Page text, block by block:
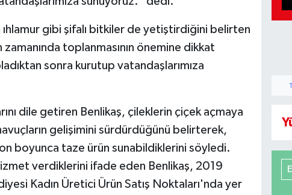
ıhlamur gibi şifalı bitkiler de yetiştirdiğini belirten
zamanında toplanmasının önemine dikkat
sonra kurutup vatandaşlarımıza
dile getiren Benlikaş, çileklerin çiçek açmaya
havuçların gelişimini sürdürdüğünü belirterek,
boyunca taze ürün sunabildiklerini söyledi.
verdiklerini ifade eden Benlikaş, 2019
Kadın Üretici Ürün Satış Noktaları'nda yer